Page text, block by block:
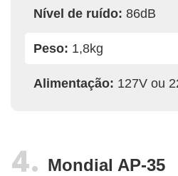
Nível de ruído: 86dB
Peso: 1,8kg
Alimentação: 127V ou
Mondial AP-35